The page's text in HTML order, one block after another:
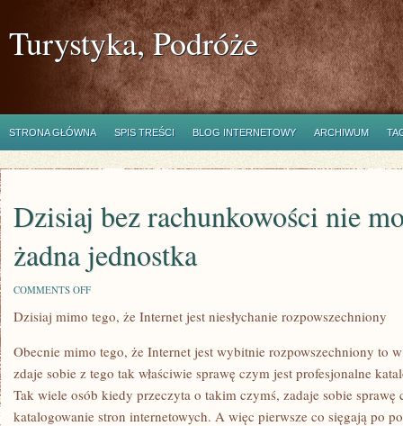
Turystyka, Podróże
STRONA GŁÓWNA SPIS TREŚCI BLOG INTERNETOWY ARCHIWUM
Dzisiaj bez rachunkowości nie
żadna jednostka
COMMENTS OFFON
BEZ
MOŻE
SIĘ
OBEJŚĆ
ŻADNA
JEDNOSTKA
Dzisiaj mimo tego, że Internet jest niesłychanie rozpowszechniony
Obecnie mimo tego, że Internet jest wybitnie rozpowszechniony to w
zdaje sobie z tego tak właściwie sprawę czym jest profesjonalne
Tak wiele osób kiedy przeczyta o takim czymś, zadaje sobie sprawę
katalogowanie stron internetowych. A więc pierwsze co sięgają po